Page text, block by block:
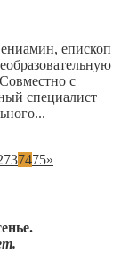
епископ
с
специалист
737475»